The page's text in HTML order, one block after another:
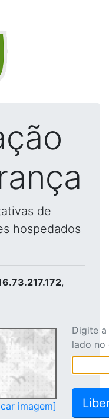
de
hospedados
,
imagem]
Digite
lado no